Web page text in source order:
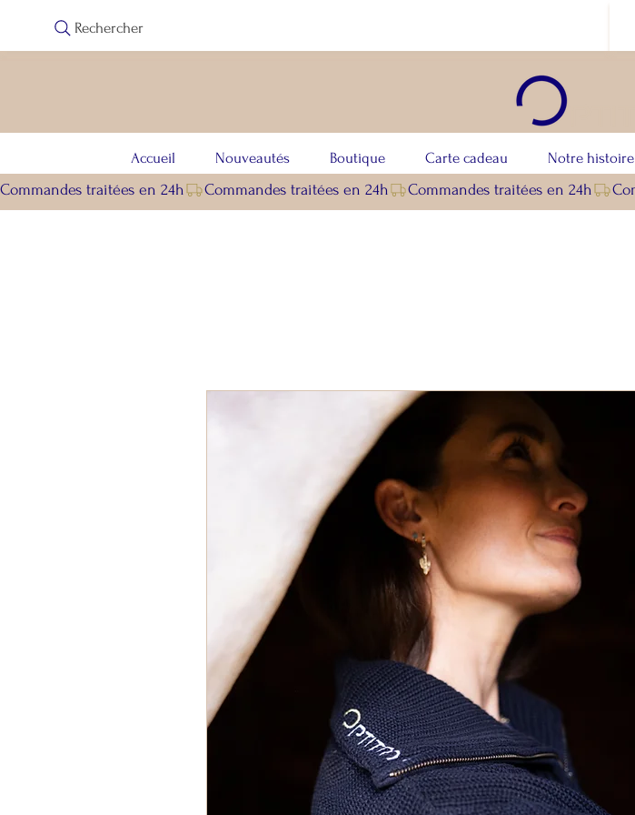
Rechercher
Accueil Nouveautés Boutique Carte cadeau Notre histoire
Commandes traitées en 24h